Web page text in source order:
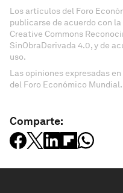
Los artículos del Foro
publicarse de acuerdo con
Creative Commons
SinObraDerivada 4.0, y de
uso.
Las opiniones expresadas
del Foro Económico Mundial.
Comparte: